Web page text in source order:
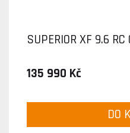
SUPERIOR XF 9.6
135 990 Kč
DO